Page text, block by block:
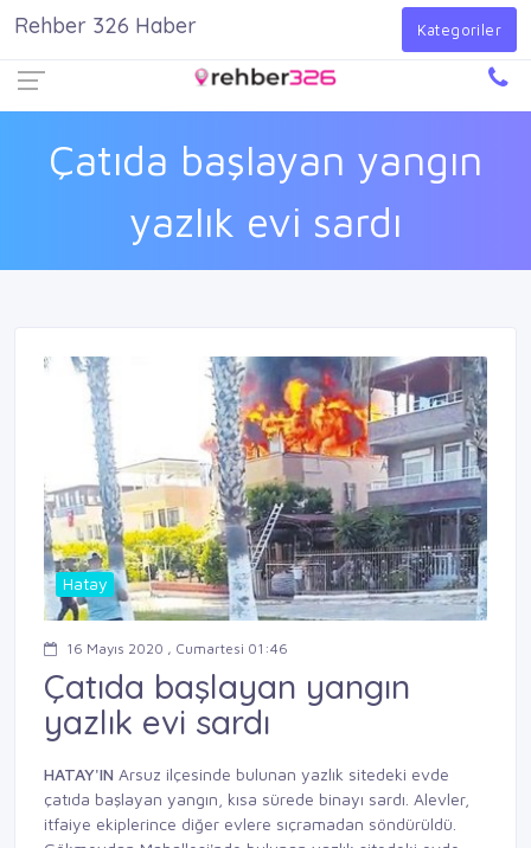
Giriş Yap
Çatıda başlayan yangın
yazlık evi sardı
Rehber 326 Haber Kategoriler
Hatay
16 Mayıs 2020 , Cumartesi 01:46
Çatıda başlayan yangın
yazlık evi sardı
HATAY'IN Arsuz ilçesinde bulunan yazlık sitedeki evde
çatıda başlayan yangın, kısa sürede binayı sardı. Alevler,
itfaiye ekiplerince diğer evlere sıçramadan söndürüldü.